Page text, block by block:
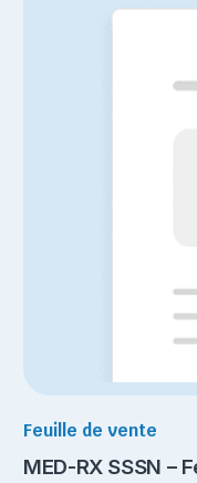
Feuille de vente
MED-RX SSSN –